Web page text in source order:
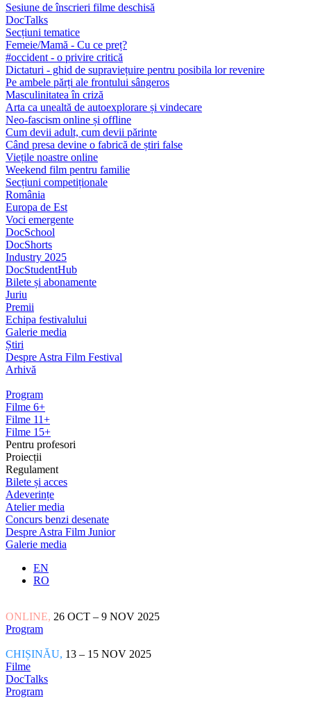
Sesiune de înscrieri filme deschisă
DocTalks
Secțiuni tematice
Femeie/Mamă - Cu ce preț?
#occident - o privire critică
Dictaturi - ghid de supraviețuire pentru posibila lor revenire
Pe ambele părți ale frontului sângeros
Masculinitatea în criză
Arta ca unealtă de autoexplorare și vindecare
Neo-fascism online și offline
Cum devii adult, cum devii părinte
Când presa devine o fabrică de știri false
Viețile noastre online
Weekend film pentru familie
Secțiuni competiționale
România
Europa de Est
Voci emergente
DocSchool
DocShorts
Industry 2025
DocStudentHub
Bilete și abonamente
Juriu
Premii
Echipa festivalului
Galerie media
Știri
Despre Astra Film Festival
Arhivă
Program
Filme 6+
Filme 11+
Filme 15+
Pentru profesori
Proiecții
Regulament
Bilete și acces
Adeverințe
Atelier media
Concurs benzi desenate
Despre Astra Film Junior
Galerie media
EN
RO
ONLINE, 26 OCT – 9 NOV 2025
Program
CHIȘINĂU, 13 – 15 NOV 2025
Filme
DocTalks
Program